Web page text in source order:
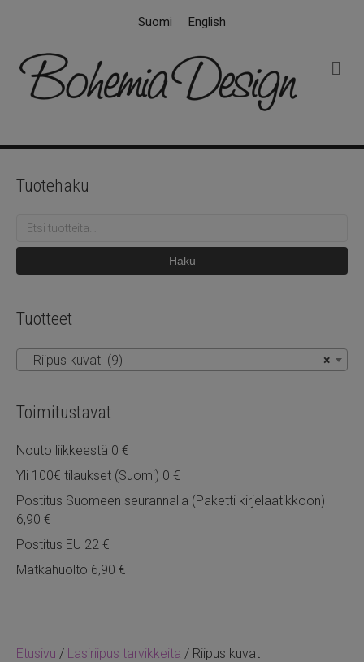
Suomi English
k
Etusivu / Lasiriipus tarvikkeita / Riipus kuvat
Tuotehaku
Etsi:
Haku
Tuotteet
×
Riipus kuvat (9)
Toimitustavat
Nouto liikkeestä 0 €
Yli 100€ tilaukset (Suomi) 0 €
Postitus Suomeen seurannalla (Paketti kirjelaatikkoon)
6,90 €
Postitus EU 22 €
Matkahuolto 6,90 €